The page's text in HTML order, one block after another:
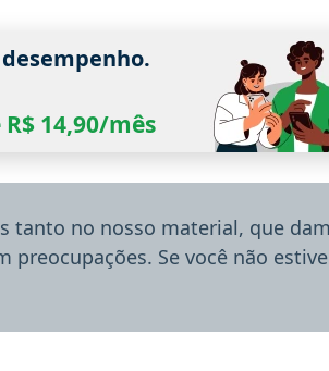
14,90/mês
tanto no nosso material, que
preocupações. Se você não